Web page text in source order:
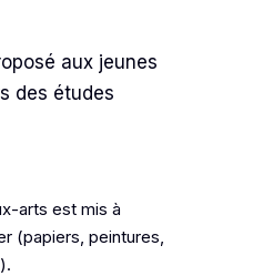
aux jeunes
des études
arts est mis à
(papiers, peintures,